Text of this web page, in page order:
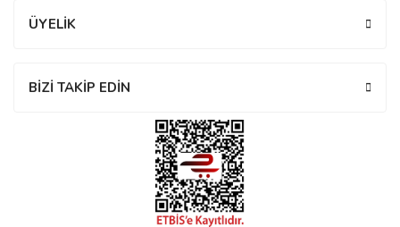
ÜYELİK
BİZİ TAKİP EDİN